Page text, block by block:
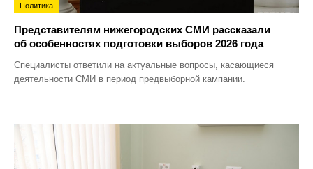
Политика
Представителям нижегородских СМИ рассказали
об особенностях подготовки выборов 2026 года
Специалисты ответили на актуальные вопросы, касающиеся
деятельности СМИ в период предвыборной кампании.